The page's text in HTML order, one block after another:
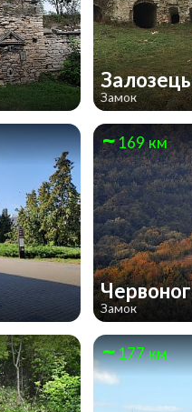
Замок
169 км
Замок
177 км